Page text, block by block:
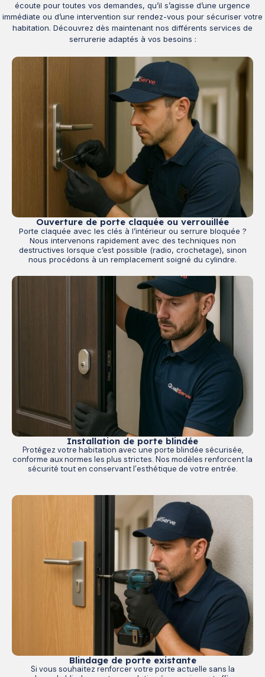
écoute pour toutes vos demandes, qu’il s’agisse d’une urgence
immédiate ou d’une intervention sur rendez-vous pour sécuriser votre
habitation. Découvrez dès maintenant nos différents services de
serrurerie adaptés à vos besoins :
Ouverture de porte claquée ou verrouillée
Porte claquée avec les clés à l’intérieur ou serrure bloquée ?
Nous intervenons rapidement avec des techniques non
destructives lorsque c’est possible (radio, crochetage), sinon
nous procédons à un remplacement soigné du cylindre.
Installation de porte blindée
Protégez votre habitation avec une porte blindée sécurisée,
conforme aux normes les plus strictes. Nos modèles renforcent la
sécurité tout en conservant l’esthétique de votre entrée.
Blindage de porte existante
Si vous souhaitez renforcer votre porte actuelle sans la